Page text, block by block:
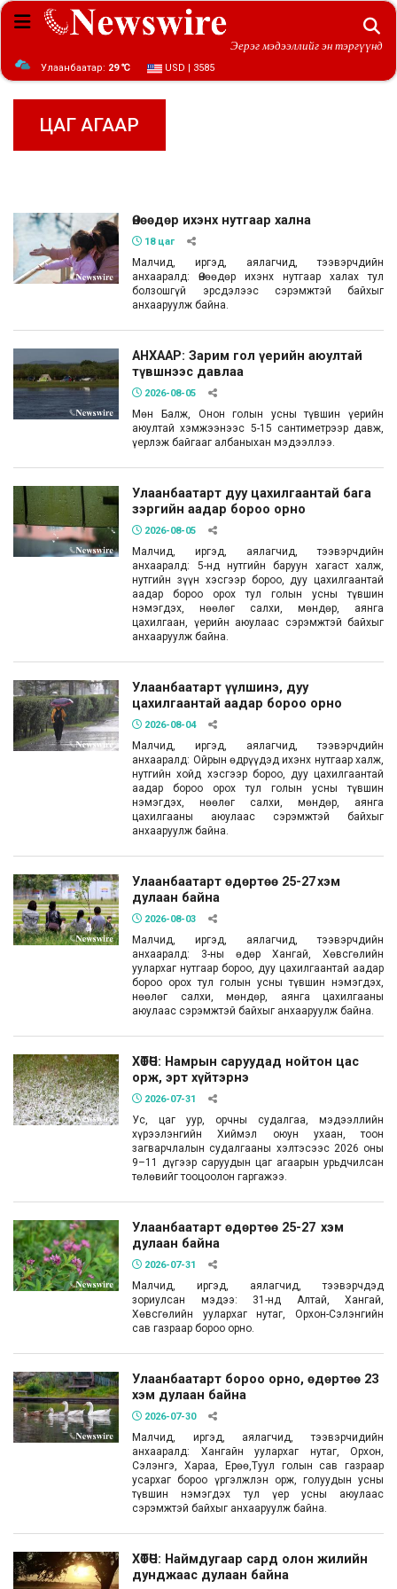
Эерэг мэдээллийг эн тэргүүнд
Улаанбаатар: 29 ℃ USD | 3585
ЦАГ АГААР
Өнөөдөр ихэнх нутгаар хална
18 цаг
Малчид, иргэд, аялагчид, тээвэрчдийн
анхааралд: Өнөөдөр ихэнх нутгаар халах тул
болзошгүй эрсдэлээс сэрэмжтэй байхыг
анхааруулж байна.
АНХААР: Зарим гол үерийн аюултай
түвшнээс давлаа
2026-08-05
Мөн Балж, Онон голын усны түвшин үерийн
аюултай хэмжээнээс 5-15 сантиметрээр давж,
үерлэж байгааг албаныхан мэдээллээ.
Улаанбаатарт дуу цахилгаантай бага
зэргийн аадар бороо орно
2026-08-05
Малчид, иргэд, аялагчид, тээвэрчдийн
анхааралд: 5-нд нутгийн баруун хагаст халж,
нутгийн зүүн хэсгээр бороо, дуу цахилгаантай
аадар бороо орох тул голын усны түвшин
нэмэгдэх, нөөлөг салхи, мөндөр, аянга
цахилгаан, үерийн аюулаас сэрэмжтэй байхыг
анхааруулж байна.
Улаанбаатарт үүлшинэ, дуу
цахилгаантай аадар бороо орно
2026-08-04
Малчид, иргэд, аялагчид, тээвэрчдийн
анхааралд: Ойрын өдрүүдэд ихэнх нутгаар халж,
нутгийн хойд хэсгээр бороо, дуу цахилгаантай
аадар бороо орох тул голын усны түвшин
нэмэгдэх, нөөлөг салхи, мөндөр, аянга
цахилгааны аюулаас сэрэмжтэй байхыг
анхааруулж байна.
Улаанбаатарт өдөртөө 25-27 хэм
дулаан байна
2026-08-03
Малчид, иргэд, аялагчид, тээвэрчдийн
анхааралд: 3-ны өдөр Хангай, Хөвсгөлийн
уулархаг нутгаар бороо, дуу цахилгаантай аадар
бороо орох тул голын усны түвшин нэмэгдэх,
нөөлөг салхи, мөндөр, аянга цахилгааны
аюулаас сэрэмжтэй байхыг анхааруулж байна.
ХӨТӨЧ: Намрын саруудад нойтон цас
орж, эрт хүйтэрнэ
2026-07-31
Ус, цаг уур, орчны судалгаа, мэдээллийн
хүрээлэнгийн Хиймэл оюун ухаан, тоон
загварчлалын судалгааны хэлтэсээс 2026 оны
9–11 дүгээр саруудын цаг агаарын урьдчилсан
төлөвийг тооцоолон гаргажээ.
Улаанбаатарт өдөртөө 25-27 хэм
дулаан байна
2026-07-31
Малчид, иргэд, аялагчид, тээвэрчдэд
зориулсан мэдээ: 31-нд Алтай, Хангай,
Хөвсгөлийн уулархаг нутаг, Орхон-Сэлэнгийн
сав газраар бороо орно.
Улаанбаатарт бороо орно, өдөртөө 23
хэм дулаан байна
2026-07-30
Малчид, иргэд, аялагчид, тээвэрчидийн
анхааралд: Хангайн уулархаг нутаг, Орхон,
Сэлэнгэ, Хараа, Ерөө,Туул голын сав газраар
усархаг бороо үргэлжлэн орж, голуудын усны
түвшин нэмэгдэх тул үер усны аюулаас
сэрэмжтэй байхыг анхааруулж байна.
ХӨТӨЧ: Наймдугаар сард олон жилийн
дунджаас дулаан байна